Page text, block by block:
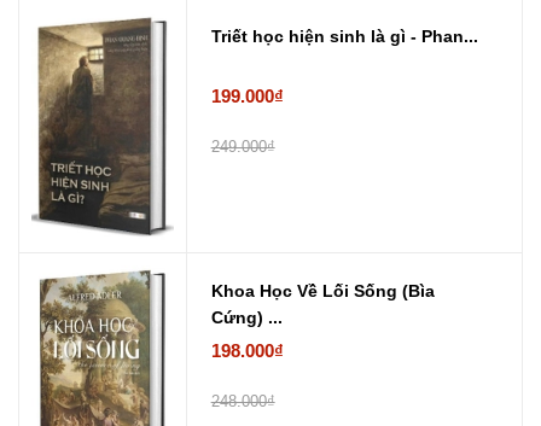
Triết học hiện sinh là gì - Phan...
199.000₫
249.000₫
Khoa Học Về Lối Sống (Bìa
Cứng) ...
198.000₫
248.000₫